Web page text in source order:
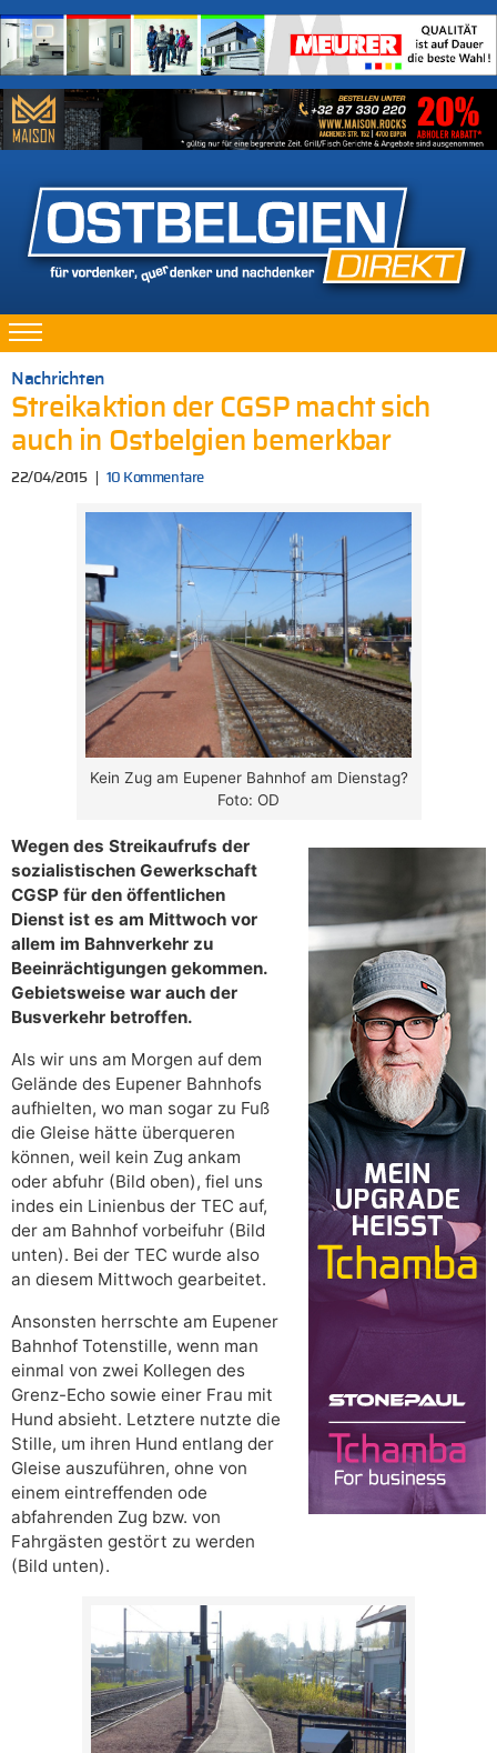
Nachrichten
Streikaktion der CGSP macht sich
auch in Ostbelgien bemerkbar
22/04/2015 10 Kommentare
Kein Zug am Eupener Bahnhof am Dienstag?
Foto: OD
Wegen des Streikaufrufs der
sozialistischen Gewerkschaft
CGSP für den öffentlichen
Dienst ist es am Mittwoch vor
allem im Bahnverkehr zu
Beeinrächtigungen gekommen.
Gebietsweise war auch der
Busverkehr betroffen.
Als wir uns am Morgen auf dem
Gelände des Eupener Bahnhofs
aufhielten, wo man sogar zu Fuß
die Gleise hätte überqueren
können, weil kein Zug ankam
oder abfuhr (Bild oben), fiel uns
indes ein Linienbus der TEC auf,
der am Bahnhof vorbeifuhr (Bild
unten). Bei der TEC wurde also
an diesem Mittwoch gearbeitet.
Ansonsten herrschte am Eupener
Bahnhof Totenstille, wenn man
einmal von zwei Kollegen des
Grenz-Echo sowie einer Frau mit
Hund absieht. Letztere nutzte die
Stille, um ihren Hund entlang der
Gleise auszuführen, ohne von
einem eintreffenden ode
abfahrenden Zug bzw. von
Fahrgästen gestört zu werden
(Bild unten).